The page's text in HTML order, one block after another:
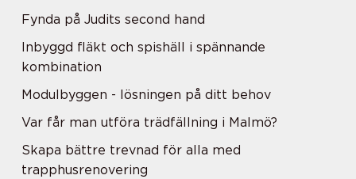
Fynda på Judits second hand
Inbyggd fläkt och spishäll i spännande
kombination
Modulbyggen - lösningen på ditt behov
Var får man utföra trädfällning i Malmö?
Skapa bättre trevnad för alla med
trapphusrenovering